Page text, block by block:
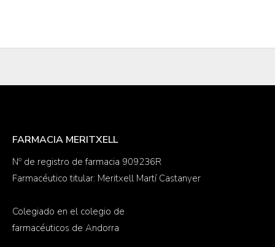
FARMACIA MERITXELL
Nº de registro de farmacia 909236R
Farmacéutico titular: Meritxell Martí Castanyer
Colegiado en el colegio de
farmacéuticos de Andorra